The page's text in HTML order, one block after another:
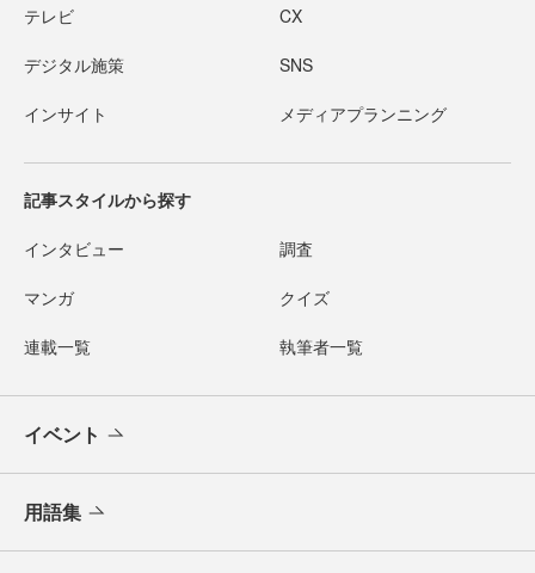
テレビ CX
デジタル施策 SNS
インサイト メディアプランニング
記事スタイルから探す
インタビュー 調査
マンガ クイズ
連載一覧 執筆者一覧
イベント
用語集